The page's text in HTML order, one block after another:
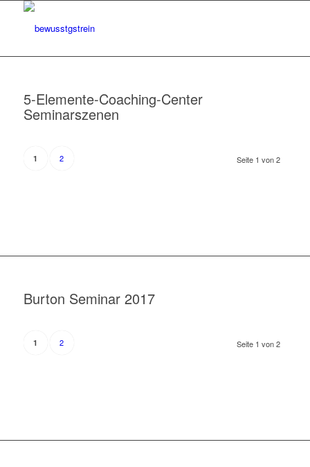
5-Elemente-Coaching-Center
Seminarszenen
Seite 1 von 2
1 2
Burton Seminar 2017
Seite 1 von 2
1 2